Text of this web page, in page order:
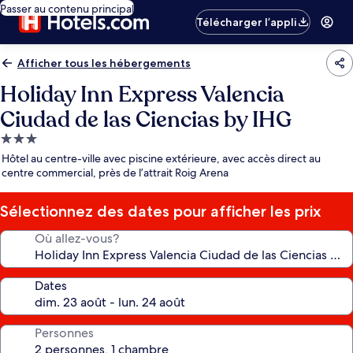
Passer au contenu principal
Télécharger l’appli
Afficher tous les hébergements
Holiday Inn Express Valencia
Ciudad de las Ciencias by IHG
Hébergement
3.0 étoiles
Hôtel au centre-ville avec piscine extérieure, avec accès direct au
centre commercial, près de l’attrait Roig Arena
Sélectionnez des dates pour afficher les prix
Où allez-vous?
Dates
Personnes